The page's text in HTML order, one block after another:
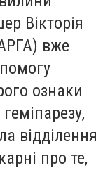
Вікторія
вже
ознаки
відділення
про те,